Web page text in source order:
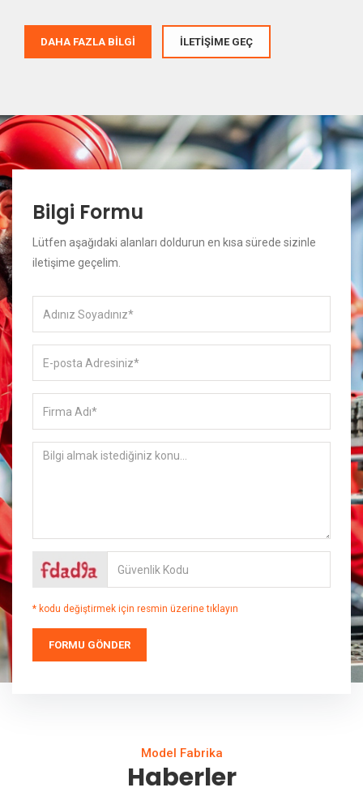
DAHA FAZLA BILGI İLETIŞIME GEÇ
Bilgi Formu
Lütfen aşağıdaki alanları doldurun en kısa sürede sizinle
iletişime geçelim.
* kodu değiştirmek için resmin üzerine tıklayın
FORMU GÖNDER
Model Fabrika
Haberler